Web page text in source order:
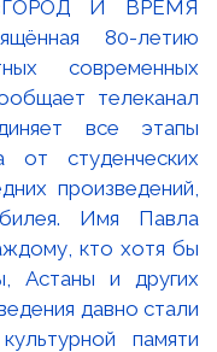
«ГОРОД И ВРЕМЯ
80-летию
современных
телеканал
все этапы
от студенческих
произведений,
Имя Павла
кто хотя бы
Астаны и других
давно стали
памяти